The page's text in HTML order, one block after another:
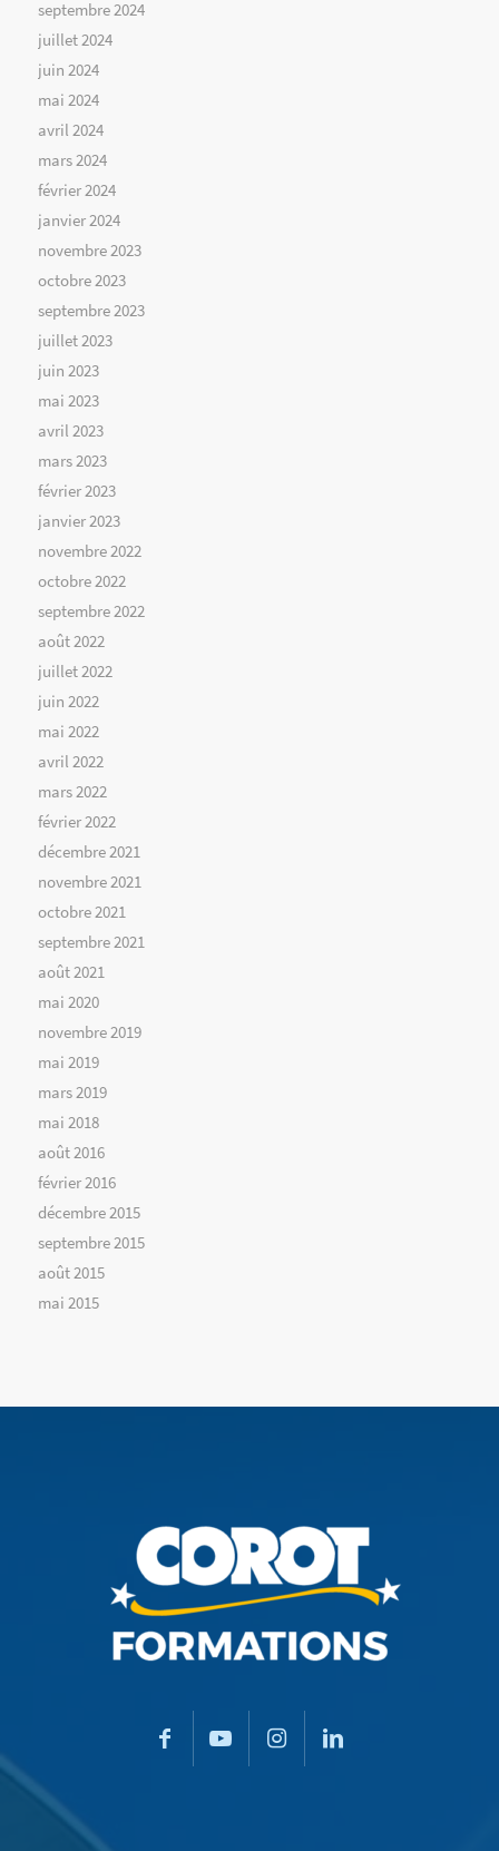
septembre 2024
juillet 2024
juin 2024
mai 2024
avril 2024
mars 2024
février 2024
janvier 2024
novembre 2023
octobre 2023
septembre 2023
juillet 2023
juin 2023
mai 2023
avril 2023
mars 2023
février 2023
janvier 2023
novembre 2022
octobre 2022
septembre 2022
août 2022
juillet 2022
juin 2022
mai 2022
avril 2022
mars 2022
février 2022
décembre 2021
novembre 2021
octobre 2021
septembre 2021
août 2021
mai 2020
novembre 2019
mai 2019
mars 2019
mai 2018
août 2016
février 2016
décembre 2015
septembre 2015
août 2015
mai 2015